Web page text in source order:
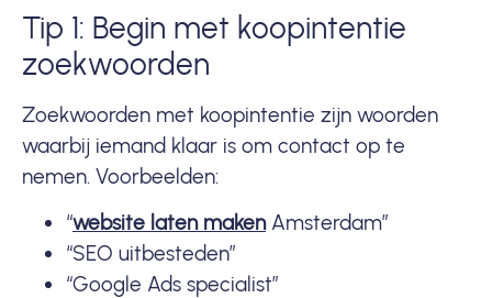
Tip 1: Begin met koopintentie
zoekwoorden
Zoekwoorden met koopintentie zijn woorden
waarbij iemand klaar is om contact op te
nemen. Voorbeelden:
“website laten makenAmsterdam”
“SEO uitbesteden”
“Google Ads specialist”